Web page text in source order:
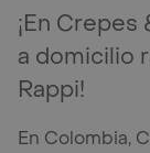
¡En
a domicilio
Rappi!
En Colombia,